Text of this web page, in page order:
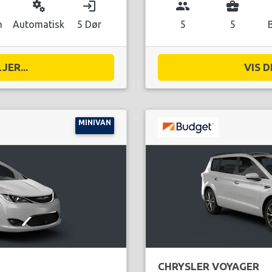
miscellaneous_services
Automatisk
login
5 Dør
group
5
business_center
5
VIS
MINIVAN
CHRYSLER VOYAGER